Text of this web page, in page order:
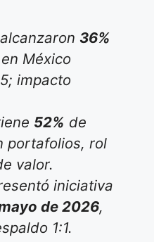
36%
México
impacto
52% de
portafolios, rol
valor.
iniciativa
de 2026,
1:1.